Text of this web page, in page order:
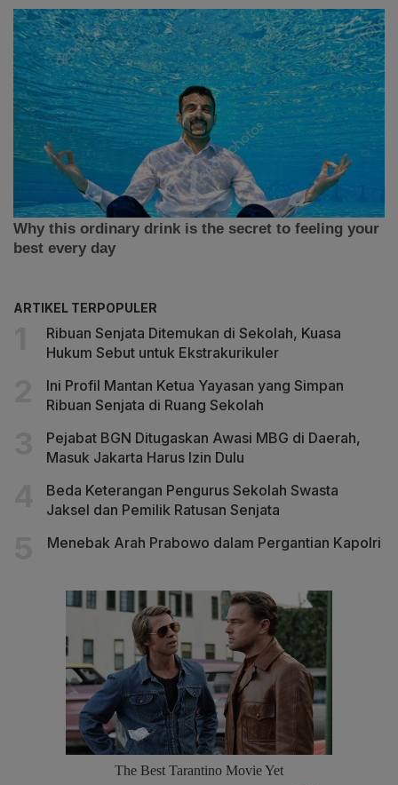
ARTIKEL TERPOPULER
Ribuan Senjata Ditemukan di Sekolah, Kuasa
Hukum Sebut untuk Ekstrakurikuler
Ini Profil Mantan Ketua Yayasan yang Simpan
Ribuan Senjata di Ruang Sekolah
Pejabat BGN Ditugaskan Awasi MBG di Daerah,
Masuk Jakarta Harus Izin Dulu
Beda Keterangan Pengurus Sekolah Swasta
Jaksel dan Pemilik Ratusan Senjata
Menebak Arah Prabowo dalam Pergantian Kapolri